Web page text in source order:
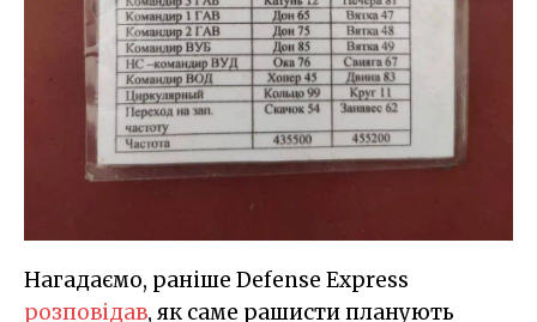
Нагадаємо, раніше Defense Express
розповідав, як саме рашисти планують